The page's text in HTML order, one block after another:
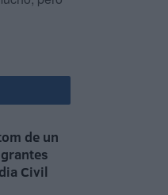
de un
Civil